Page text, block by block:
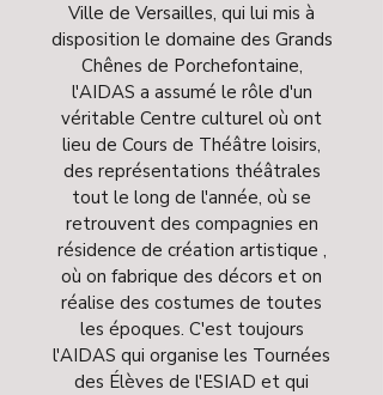
Ville de Versailles, qui lui mis à
disposition le domaine des Grands
Chênes de Porchefontaine,
l'AIDAS a assumé le rôle d'un
véritable Centre culturel où ont
lieu de Cours de Théâtre loisirs,
des représentations théâtrales
tout le long de l'année, où se
retrouvent des compagnies en
résidence de création artistique ,
où on fabrique des décors et on
réalise des costumes de toutes
les époques. C'est toujours
l'AIDAS qui organise les Tournées
des Élèves de l'ESIAD et qui